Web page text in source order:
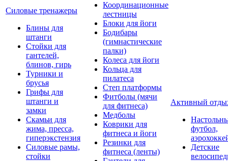
Силовые тренажеры
Блины для
штанги
Стойки для
гантелей,
блинов, гирь
Турники и
брусья
Грифы для
штанги и
замки
Скамьи для
жима, пресса,
гиперэкстензия
Силовые рамы,
стойки
Координационные
лестницы
Блоки для йоги
Бодибары
(гимнастические
палки)
Колеса для йоги
Кольца для
пилатеса
Степ платформы
Фитболы (мячи
для фитнеса)
Медболы
Коврики для
фитнеса и йоги
Резинки для
фитнеса (ленты)
Активный
футбол,
Детские